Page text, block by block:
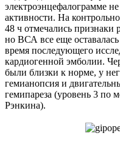
электроэнцефалограмме
активности. На
48 ч отмечались
но ВСА все еще
время последующего
кардиогенной эмболии.
были близки к норме, у
гемианопсия и
гемипареза (уровень 3 по
Рэнкина).